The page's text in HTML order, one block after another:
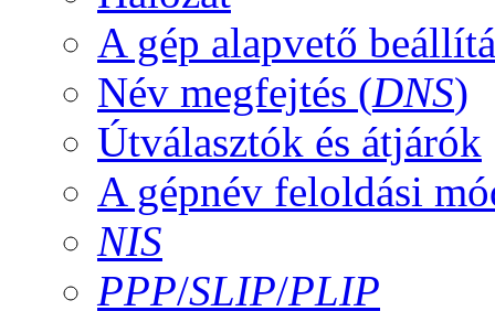
A gép alapvető
Név megfejtés (DNS)
Útválasztók és átjárók
A gépnév feloldási
NIS
PPP/SLIP/PLIP